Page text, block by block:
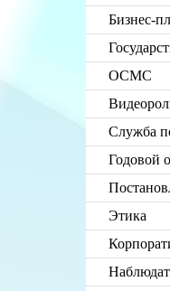
Бизнес-
ОСМС
Служба
Годовой
Этика